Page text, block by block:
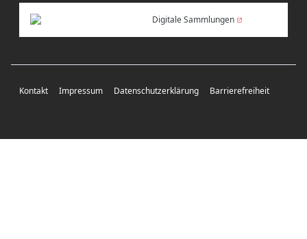
Digitale Sammlungen
Kontakt Impressum Datenschutzerklärung Barrierefreiheit